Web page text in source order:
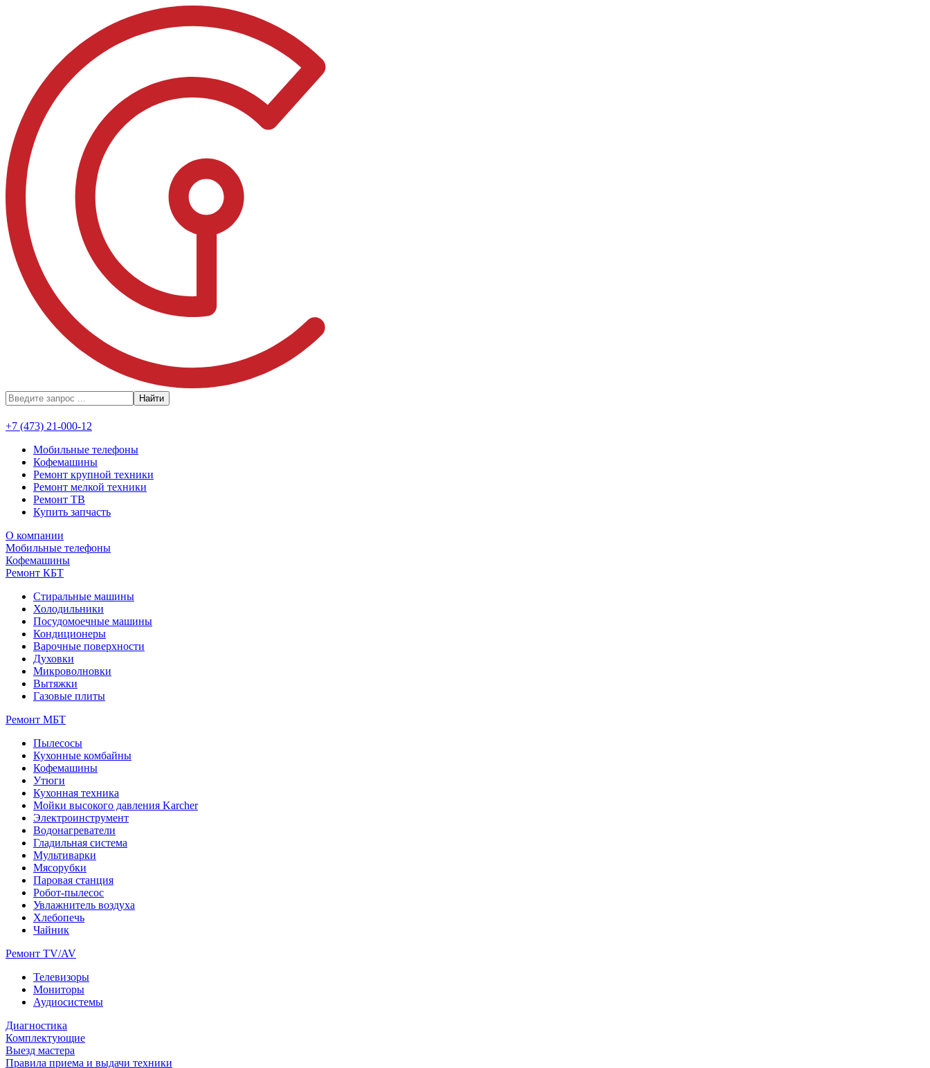
Найти
+7 (473) 21-000-12
Мобильные телефоны
Кофемашины
Ремонт крупной техники
Ремонт мелкой техники
Ремонт ТВ
Купить запчасть
О компании
Мобильные телефоны
Кофемашины
Ремонт КБТ
Стиральные машины
Холодильники
Посудомоечные машины
Кондиционеры
Варочные поверхности
Духовки
Микроволновки
Вытяжки
Газовые плиты
Ремонт МБТ
Пылесосы
Кухонные комбайны
Кофемашины
Утюги
Кухонная техника
Мойки высокого давления Karcher
Электроинструмент
Водонагреватели
Гладильная система
Мультиварки
Мясорубки
Паровая станция
Робот-пылесос
Увлажнитель воздуха
Хлебопечь
Чайник
Ремонт TV/AV
Телевизоры
Мониторы
Аудиосистемы
Диагностика
Комплектующие
Выезд мастера
Правила приема и выдачи техники